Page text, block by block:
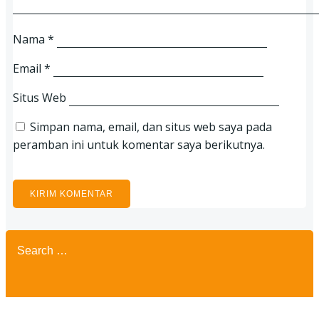
Nama *
Email *
Situs Web
Simpan nama, email, dan situs web saya pada
peramban ini untuk komentar saya berikutnya.
Search
for: